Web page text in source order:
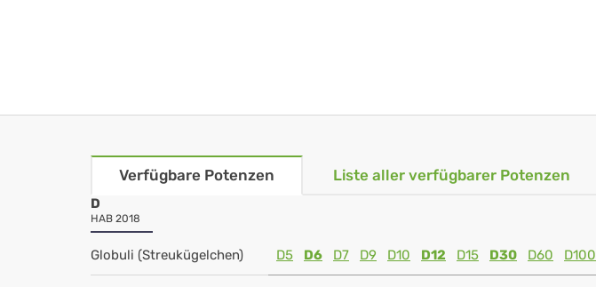
Verfügbare Potenzen Liste aller verfügbarer Potenzen
D
HAB 2018
Globuli (Streukügelchen) D5 D6 D7 D9 D10 D12 D15 D30 D60 D100